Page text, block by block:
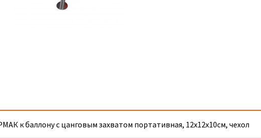
к баллону с цанговым захватом портативная, 12х12х10см, чехол